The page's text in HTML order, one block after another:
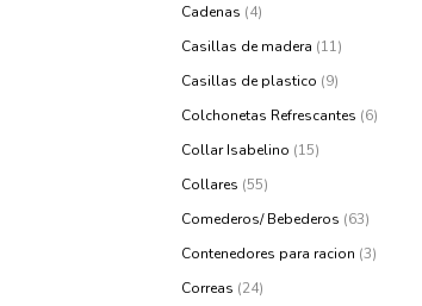
Cadenas (4)
Casillas de madera (11)
Casillas de plastico (9)
Colchonetas Refrescantes (6)
Collar Isabelino (15)
Collares (55)
Comederos/ Bebederos (63)
Contenedores para racion (3)
Correas (24)